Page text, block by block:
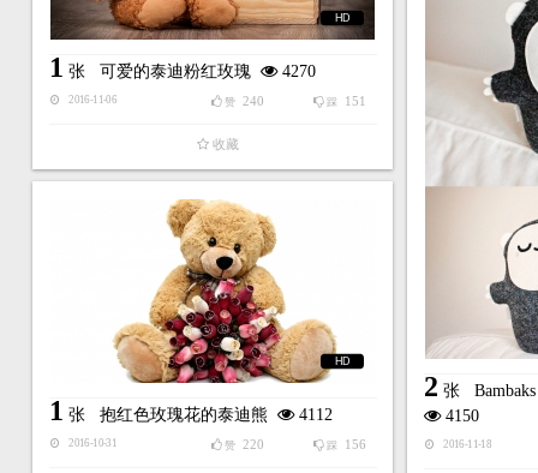
2 张
4150
2016-11-18
HD
1 张 可爱的泰迪粉红玫瑰 4270
2016-11-06 踩 151
赞 240
收藏
HD
1 张 抱红色玫瑰花的泰迪熊 4112
2016-10-31 踩 156
赞 220